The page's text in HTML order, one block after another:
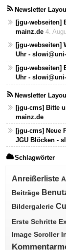
Newsletter
[jgu-webseiten]
mainz.de 4.
[jgu-webseiten]
Uhr -
[jgu-webseiten]
Uhr -
Newsletter
[jgu-cms] Bitte
mainz.de
[jgu-cms] Neue
JGU Blöcken -
Schlagwörter
Anreißerliste
Beiträge
Bildergalerie
Erste Schritte
Image Scroller